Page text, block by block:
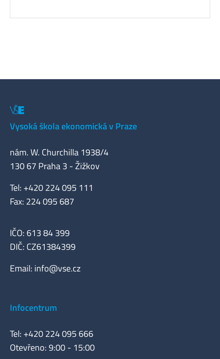
Vysoká škola ekonomická v Praze
nám. W. Churchilla 1938/4
130 67 Praha 3 - Žižkov
Tel: +420 224 095 111
Fax: 224 095 687
IČO: 613 84 399
DIČ: CZ61384399
Email: info@vse.cz
Infocentrum
Tel: +420 224 095 666
Otevřeno: 9:00 - 15:00